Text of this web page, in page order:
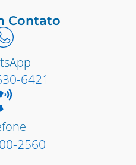
Contato
6421
2560